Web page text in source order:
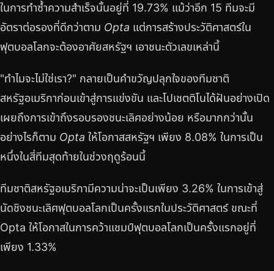
ในการทำซ้ำความสำเร็จนั้นอยู่ที่ 19.73% แม้ว่าอีก 15 ทีมจะมี
อัตราต่อรองที่ดีกว่าตาม Opta แต่การสร้างประวัติศาสตร์ใน
ฟุตบอลโลกจะต้องอาศัยสหรัฐฯ เอาชนะตัวเลขเหล่านี้
"ทำไมจะไม่ใช่เรา?" กลายเป็นคำขวัญปลุกใจของทีมชาติ
สหรัฐอเมริกาก่อนเข้าสู่การแข่งขัน และโปเชตติโนได้ฝันอย่างเปิด
เผยถึงการเข้าถึงรอบรองชนะเลิศอย่างน้อย หรือมากกว่านั้น
อย่างไรก็ตาม Opta ให้โอกาสสหรัฐฯ เพียง 8.08% ในการเป็น
หนึ่งในสี่ทีมสุดท้ายในช่วงฤดูร้อนนี้
ทีมชาติสหรัฐอเมริกามีความน่าจะเป็นเพียง 3.26% ในการเข้าสู่
นัดชิงชนะเลิศฟุตบอลโลกเป็นครั้งแรกในประวัติศาสตร์ ขณะที่
Opta ให้โอกาสในการคว้าแชมป์ฟุตบอลโลกเป็นครั้งแรกอยู่ที่
เพียง 1.33%